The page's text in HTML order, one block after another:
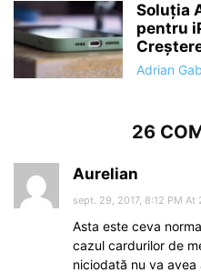
Soluția
pentru
Adrian
26
Aurelian
sept. 29, 2017, 8:12 PM At
Asta este ceva
cazul cardurilor de
niciodată nu va